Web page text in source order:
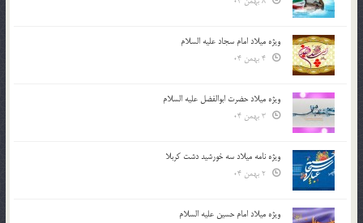
ویژه میلاد امام سجاد علیه السلام
ویژه میلاد حضرت ابوالفضل علیه السلام
ویژه نامه میلاد سه خورشید دشت کربلا
ویژه میلاد امام حسین علیه السلام